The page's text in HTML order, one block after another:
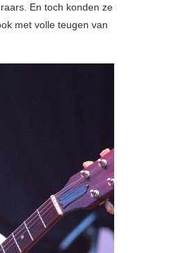
En toch konden ze
met volle teugen van